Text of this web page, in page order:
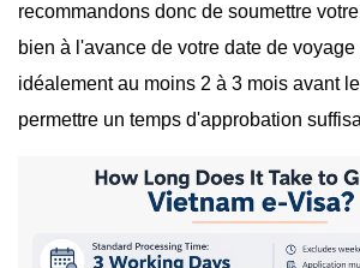
recommandons donc de soumettre
bien à l'avance de votre date de voyage
idéalement au moins 2 à 3 mois avant
permettre un temps d'approbation